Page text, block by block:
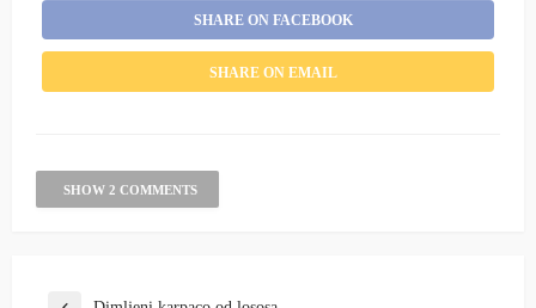
SHARE ON FACEBOOK
SHARE ON EMAIL
SHOW 2 COMMENTS